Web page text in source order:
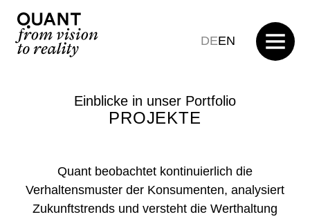
DEEN
PROJEKTE
Einblicke in unser Portfolio
Quant beobachtet kontinuierlich die
Verhaltensmuster der Konsumenten, analysiert
Zukunftstrends und versteht die Werthaltung